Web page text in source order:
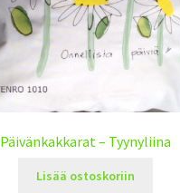
Päivänkakkarat – Tyynyliina
Lisää ostoskoriin